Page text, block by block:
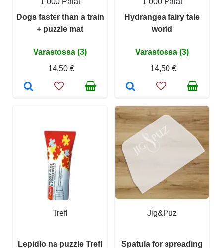
Dogs faster than a train
+ puzzle mat
Varastossa (3)
14,50 €
Hydrangea fairy tale
world
Varastossa (3)
14,50 €
Trefl
Lepidlo na puzzle Trefl
Jig&Puz
Spatula for spreading